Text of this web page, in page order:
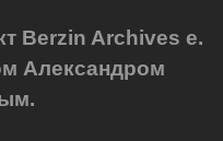
Berzin Archives e.
Александром